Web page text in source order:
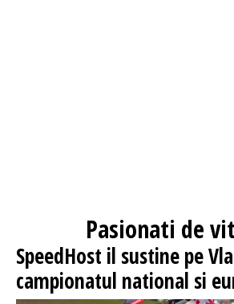
Pasionati de
SpeedHost il sustine pe
campionatul national si